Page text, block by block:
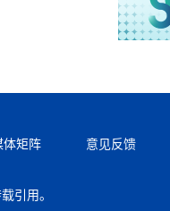
体矩阵 意见反馈
引用。